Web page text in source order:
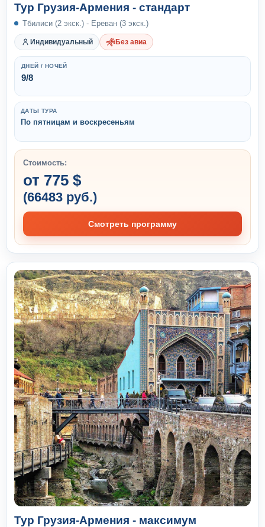
Тур Грузия-Армения - стандарт
Тбилиси (2 экск.) - Ереван (3 экск.)
Индивидуальный Без авиа
ДНЕЙ / НОЧЕЙ
9/8
ДАТЫ ТУРА
По пятницам и воскресеньям
Стоимость:
от 775 $
(66483 руб.)
Смотреть программу
Тур Грузия-Армения - максимум